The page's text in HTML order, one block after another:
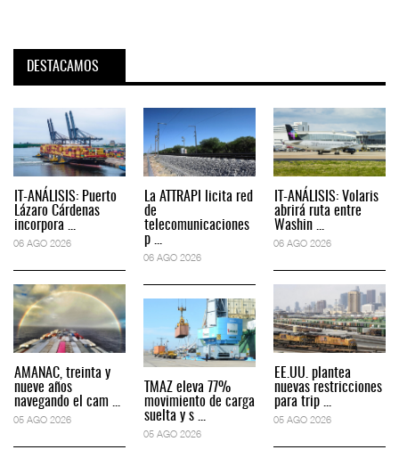
DESTACAMOS
IT-ANÁLISIS: Puerto
Lázaro Cárdenas
incorpora ...
06 AGO 2026
AMANAC, treinta y
nueve años
navegando el cam ...
05 AGO 2026
La ATTRAPI licita red
de
telecomunicaciones
p ...
06 AGO 2026
TMAZ eleva 77%
movimiento de carga
suelta y s ...
05 AGO 2026
IT-ANÁLISIS: Volaris
abrirá ruta entre
Washin ...
06 AGO 2026
EE.UU. plantea
nuevas restricciones
para trip ...
05 AGO 2026